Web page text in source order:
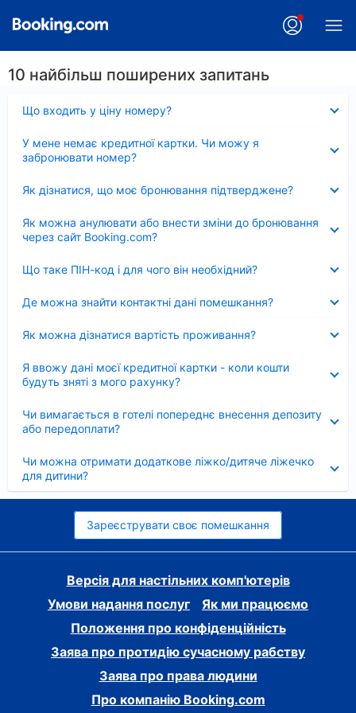
10 найбільш поширених запитань
Що входить у ціну номеру?
У мене немає кредитної картки. Чи можу я
забронювати номер?
Як дізнатися, що моє бронювання підтверджене?
Як можна анулювати або внести зміни до бронювання
через сайт Booking.com?
Що таке ПІН-код і для чого він необхідний?
Де можна знайти контактні дані помешкання?
Як можна дізнатися вартість проживання?
Я ввожу дані моєї кредитної картки - коли кошти
будуть зняті з мого рахунку?
Чи вимагається в готелі попереднє внесення депозиту
або передоплати?
Чи можна отримати додаткове ліжко/дитяче ліжечко
для дитини?
Зареєструвати своє помешкання
Версія для настільних комп'ютерів
Умови надання послуг
Як ми працюємо
Положення про конфіденційність
Заява про протидію сучасному рабству
Заява про права людини
Про компанію Booking.com